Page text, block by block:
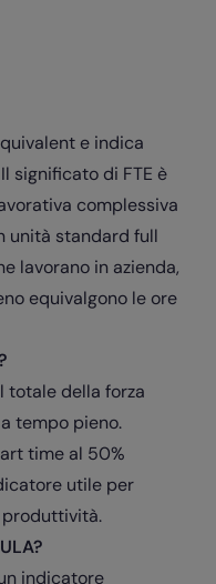
e indica
significato di FTE è
complessiva
unità standard full
lavorano in azienda,
equivalgono le ore
totale della forza
tempo pieno.
time al 50%
utile per
indicatore